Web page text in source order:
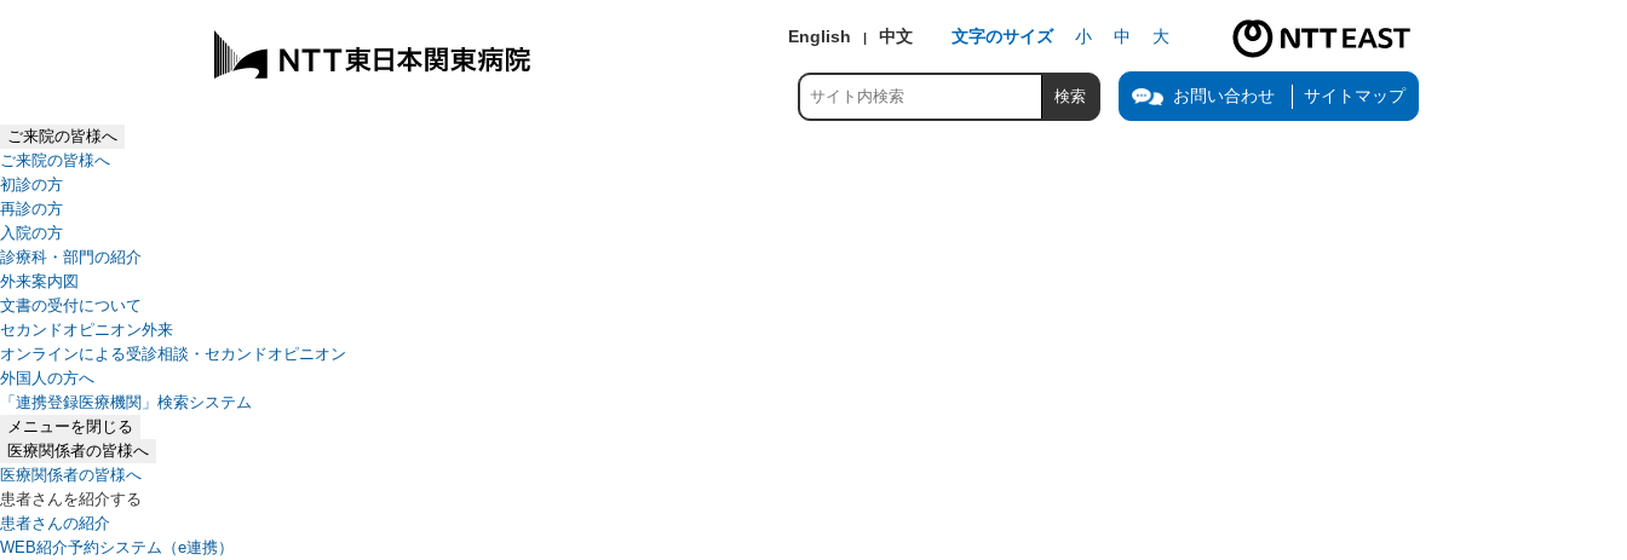
English 中文 文字のサイズ 小 中 大
NTT東日本公式サイト（新しいタブで開きます）
お問い合わせ サイトマップ
ご来院の皆様へ
ご来院の皆様へ
初診の方
再診の方
入院の方
診療科・部門の紹介
外来案内図
文書の受付について
セカンドオピニオン外来
オンラインによる受診相談・セカンドオピニオン
外国人の方へ
「連携登録医療機関」検索システム
（新しいタブで開きます）
メニューを閉じる
医療関係者の皆様へ
医療関係者の皆様へ
患者さんを紹介する
患者さんの紹介
WEB紹介予約システム（e連携）